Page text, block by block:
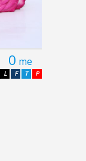
0 me
P
T
F
L